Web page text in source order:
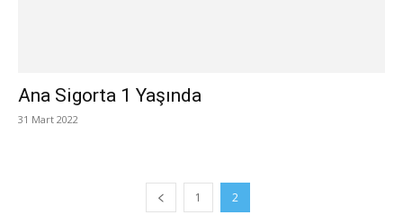
Ana Sigorta 1 Yaşında
31 Mart 2022
1 2